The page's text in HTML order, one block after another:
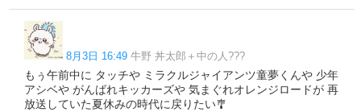
8月3日 16:49 牛野 丼太郎＋中の人???
もぅ午前中に タッチや ミラクルジャイアンツ童夢くんや 少年
アシベや がんばれキッカーズや 気まぐれオレンジロードが 再
放送していた夏休みの時代に戻りたい🎐